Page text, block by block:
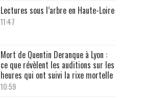
Lectures sous l’arbre en Haute-Loire
11:47
Mort de Quentin Deranque à Lyon :
ce que révèlent les auditions sur les
heures qui ont suivi la rixe mortelle
10:59